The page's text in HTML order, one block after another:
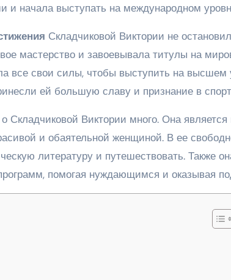
и начала выступать на международном
Складчиковой Виктории не
мастерство и завоевывала титулы на
все свои силы, чтобы выступить на высшем
ей большую славу и признание в
о Складчиковой Виктории много. Она
и обаятельной женщиной. В ее
литературу и путешествовать. Также
помогая нуждающимся и оказывая